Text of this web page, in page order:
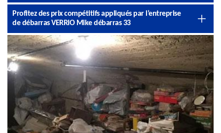
Profitez des prix compétitifs appliqués par l’entreprise
de débarras VERRIO Mike débarras 33